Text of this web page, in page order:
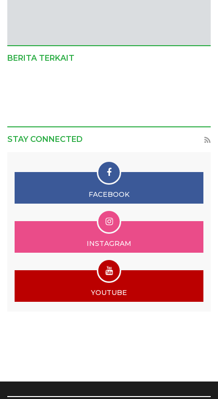
BERITA TERKAIT
STAY CONNECTED
FACEBOOK
INSTAGRAM
YOUTUBE